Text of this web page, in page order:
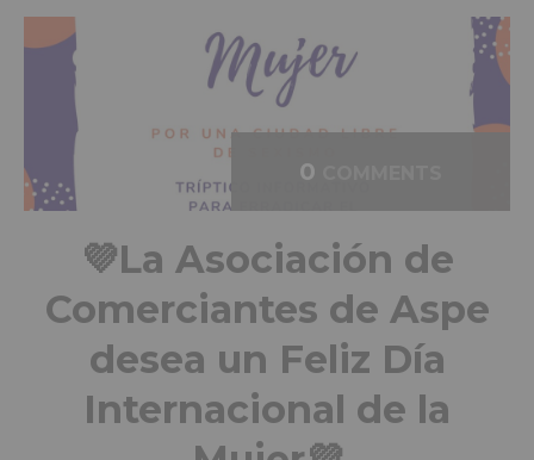
0
💜La Asociación de
Comerciantes de Aspe
desea un Feliz Día
Internacional de la